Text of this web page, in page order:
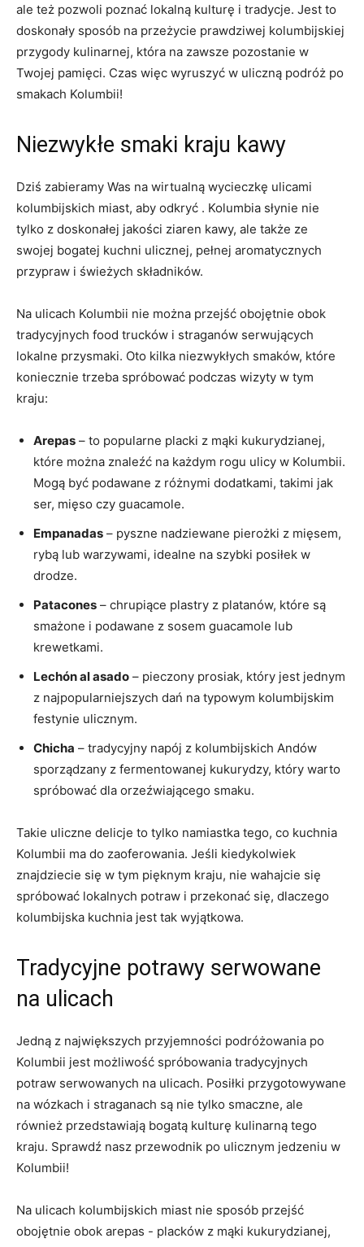
ale też⁤ pozwoli poznać lokalną ⁣kulturę i tradycje. ⁢Jest to
doskonały sposób⁤ na przeżycie prawdziwej kolumbijskiej
przygody kulinarnej, która na zawsze pozostanie⁢ w
Twojej pamięci. ​Czas więc wyruszyć⁤ w uliczną podróż ‌po
smakach Kolumbii!
Niezwykłe​ smaki kraju‍ kawy
Dziś ⁣zabieramy Was na wirtualną wycieczkę ulicami
kolumbijskich miast, aby odkryć . ⁤Kolumbia⁤ słynie nie
tylko⁤ z doskonałej ‍jakości ziaren⁣ kawy, ale​ także ze‌
swojej bogatej kuchni ulicznej,⁢ pełnej aromatycznych
przypraw i świeżych⁢ składników.
Na ⁣ulicach Kolumbii nie można ​przejść obojętnie ‍obok
tradycyjnych food trucków i straganów serwujących
lokalne ​przysmaki. Oto kilka ‍niezwykłych smaków, które
koniecznie trzeba spróbować podczas wizyty w tym
kraju:
Arepas – to ⁣popularne placki ‌z mąki kukurydzianej,
które‌ można znaleźć na każdym rogu ulicy ⁣w ⁢Kolumbii.‌
Mogą być podawane z⁤ różnymi dodatkami, takimi jak
ser, mięso czy guacamole.
Empanadas – pyszne nadziewane pierożki‍ z mięsem,
rybą lub warzywami, idealne na szybki posiłek‍ w
drodze.
Patacones – chrupiące plastry z platanów, które są
‍smażone i podawane z sosem guacamole lub‍
krewetkami.
Lechón al‌ asado – pieczony prosiak, który jest jednym
z najpopularniejszych dań na typowym kolumbijskim
festynie​ ulicznym.
Chicha –‌ tradycyjny‍ napój z kolumbijskich ‌Andów
sporządzany z fermentowanej kukurydzy, który warto
‌spróbować⁢ dla orzeźwiającego smaku.
Takie uliczne delicje to tylko namiastka tego,​ co kuchnia
Kolumbii ma do ‌zaoferowania. Jeśli kiedykolwiek
znajdziecie się w tym pięknym kraju, nie wahajcie ​się
spróbować lokalnych ​potraw i przekonać się, ​dlaczego
kolumbijska kuchnia jest tak wyjątkowa.
Tradycyjne potrawy serwowane
na ulicach
Jedną z największych przyjemności podróżowania po
Kolumbii jest​ możliwość⁣ spróbowania tradycyjnych
potraw serwowanych na ulicach. Posiłki ‍przygotowywane
na wózkach i ⁣straganach są nie tylko ‍smaczne, ale
również przedstawiają bogatą kulturę kulinarną tego
kraju. Sprawdź nasz przewodnik po ulicznym jedzeniu w
‍Kolumbii!
Na ulicach kolumbijskich‍ miast ⁢nie sposób przejść
obojętnie obok ‌arepas ‍- placków z mąki kukurydzianej,